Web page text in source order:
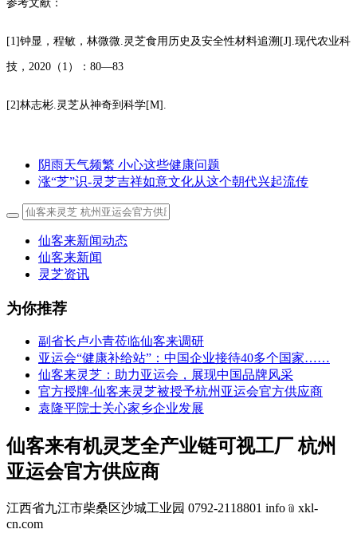
参考文献：
[1]钟显，程敏，林微微.灵芝食用历史及安全性材料追溯[J].现代农业科
技，2020（1）：80—83
[2]林志彬.灵芝从神奇到科学[M].
阴雨天气频繁 小心这些健康问题
涨“芝”识-灵芝吉祥如意文化从这个朝代兴起流传
仙客来新闻动态
仙客来新闻
灵芝资讯
为你推荐
副省长卢小青莅临仙客来调研
亚运会“健康补给站”：中国企业接待40多个国家……
仙客来灵芝：助力亚运会，展现中国品牌风采
官方授牌-仙客来灵芝被授予杭州亚运会官方供应商
袁隆平院士关心家乡企业发展
仙客来有机灵芝全产业链可视工厂 杭州
亚运会官方供应商
江西省九江市柴桑区沙城工业园 0792-2118801 info﹫xkl-
cn.com